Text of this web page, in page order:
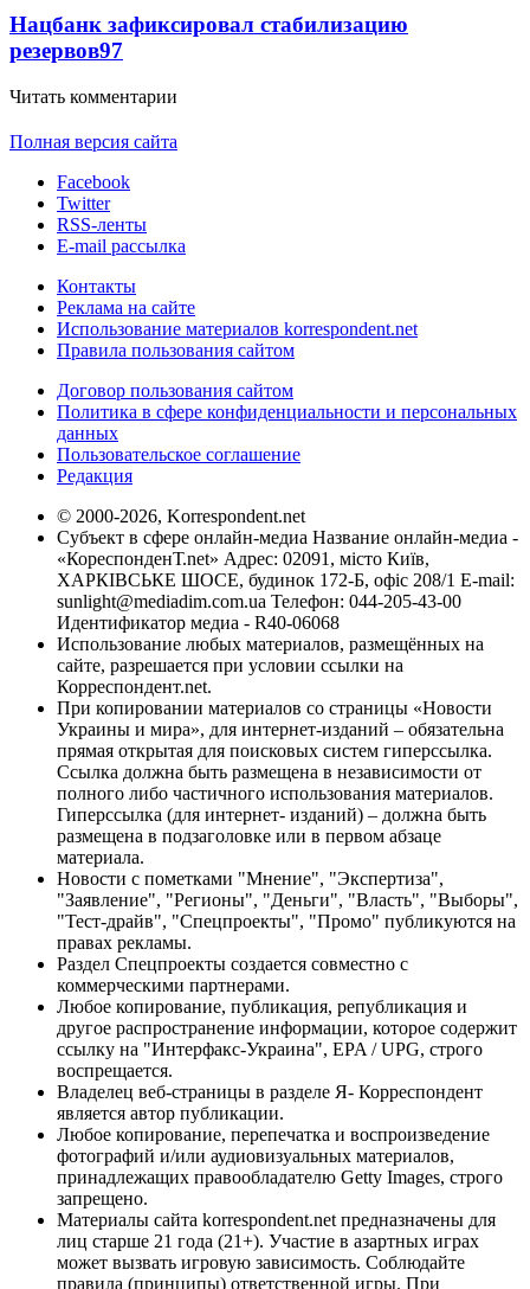
Нацбанк зафиксировал стабилизацию
резервов97
Читать комментарии
Полная версия сайта
Facebook
Twitter
RSS-ленты
E-mail рассылка
Контакты
Реклама на сайте
Использование материалов korrespondent.net
Правила пользования сайтом
Договор пользования сайтом
Политика в сфере конфиденциальности и персональных
данных
Пользовательское соглашение
Редакция
© 2000-2026, Korrespondent.net
Субъект в сфере онлайн-медиа Название онлайн-медиа -
«КореспонденТ.net» Адрес: 02091, місто Київ,
ХАРКІВСЬКЕ ШОСЕ, будинок 172-Б, офіс 208/1 E-mail:
sunlight@mediadim.com.ua Телефон: 044-205-43-00
Идентификатор медиа - R40-06068
Использование любых материалов, размещённых на
сайте, разрешается при условии ссылки на
Корреспондент.net.
При копировании материалов со страницы «Новости
Украины и мира», для интернет-изданий – обязательна
прямая открытая для поисковых систем гиперссылка.
Ссылка должна быть размещена в независимости от
полного либо частичного использования материалов.
Гиперссылка (для интернет- изданий) – должна быть
размещена в подзаголовке или в первом абзаце
материала.
Новости с пометками "Мнение", "Экспертиза",
"Заявление", "Регионы", "Деньги", "Власть", "Выборы",
"Тест-драйв", "Спецпроекты", "Промо" публикуются на
правах рекламы.
Раздел Спецпроекты создается совместно с
коммерческими партнерами.
Любое копирование, публикация, републикация и
другое распространение информации, которое содержит
ссылку на "Интерфакс-Украина", EPA / UPG, строго
воспрещается.
Владелец веб-страницы в разделе Я- Корреспондент
является автор публикации.
Любое копирование, перепечатка и воспроизведение
фотографий и/или аудиовизуальных материалов,
принадлежащих правообладателю Getty Images, строго
запрещено.
Материалы сайта korrespondent.net предназначены для
лиц старше 21 года (21+). Участие в азартных играх
может вызвать игровую зависимость. Соблюдайте
правила (принципы) ответственной игры. При